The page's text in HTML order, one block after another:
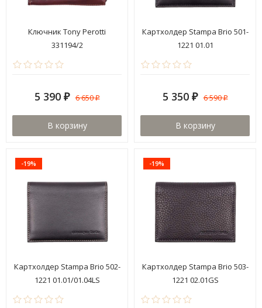
Ключник Tony Perotti
331194/2
5 390 ₽ 6 650₽
В корзину
Картхолдер Stampa Brio 501-
1221 01.01
5 350 ₽ 6 590₽
В корзину
-19%
Картхолдер Stampa Brio 502-
1221 01.01/01.04LS
-19%
Картхолдер Stampa Brio 503-
1221 02.01GS